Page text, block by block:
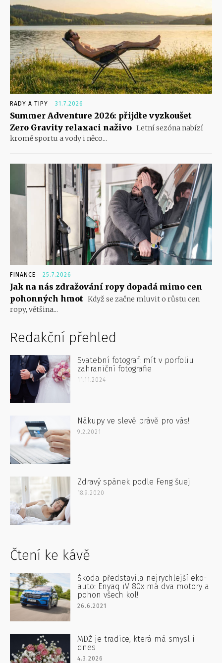
RADY A TIPY 31.7.2026
Summer Adventure 2026: přijďte vyzkoušet
Zero Gravity relaxaci naživo Letní sezóna nabízí
kromě sportu a vody i něco...
FINANCE 25.7.2026
Jak na nás zdražování ropy dopadá mimo cen
pohonných hmot Když se začne mluvit o růstu cen
ropy, většina...
Redakční přehled
Svatební fotograf: mít v porfoliu
zahraniční fotografie
11.11.2024
Nákupy ve slevě právě pro vás!
9.2.2021
Zdravý spánek podle Feng šuej
18.9.2020
Čtení ke kávě
Škoda představila nejrychlejší eko-
auto: Enyaq iV 80x má dva motory a
pohon všech kol!
26.6.2021
MDŽ je tradice, která má smysl i
dnes
4.3.2026